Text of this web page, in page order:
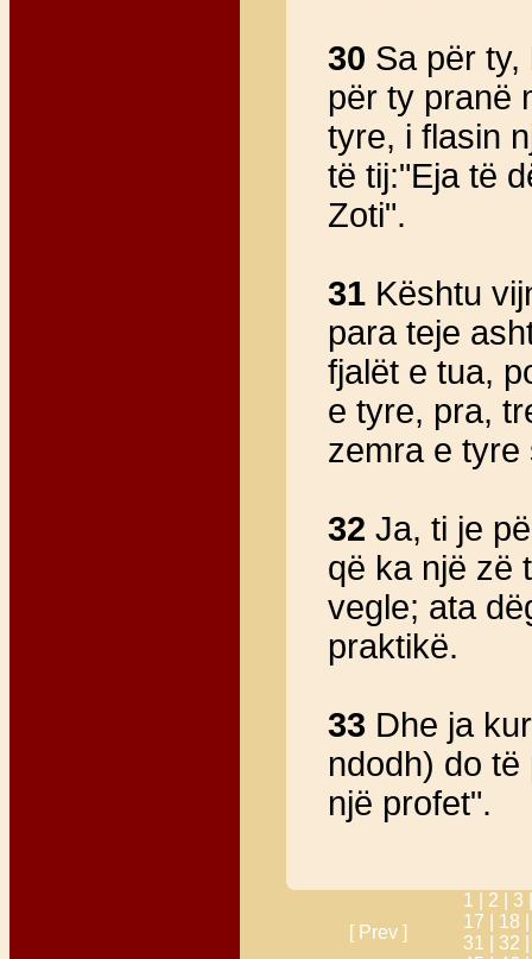
30 Sa për ty,
për ty pranë
tyre, i flasin
të tij:"Eja të
Zoti".
31Kështu
para teje
fjalët e tua,
e tyre, pra,
zemra e tyre
32 Ja, ti je
që ka një zë
vegle; ata
praktikë.
33 Dhe ja
ndodh) do
një profet".
[ Prev ]
1 | 2 | 3
17 | 18
31 | 32